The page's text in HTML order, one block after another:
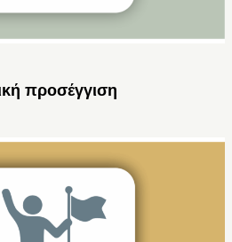
προσέγγιση